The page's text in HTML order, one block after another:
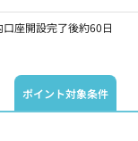
口座開設完了後約60日
ポイント対象条件